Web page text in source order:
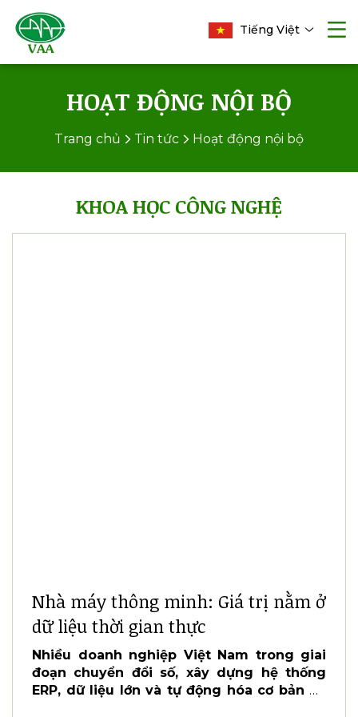
Tiếng Việt
HOẠT ĐỘNG NỘI BỘ
Trang chủ Tin tức Hoạt động nội bộ
KHOA HỌC CÔNG NGHỆ
Nhà máy thông minh: Giá trị nằm ở
dữ liệu thời gian thực
Nhiều doanh nghiệp Việt Nam trong giai
đoạn chuyển đổi số, xây dựng hệ thống
ERP, dữ liệu lớn và tự động hóa cơ bản đã